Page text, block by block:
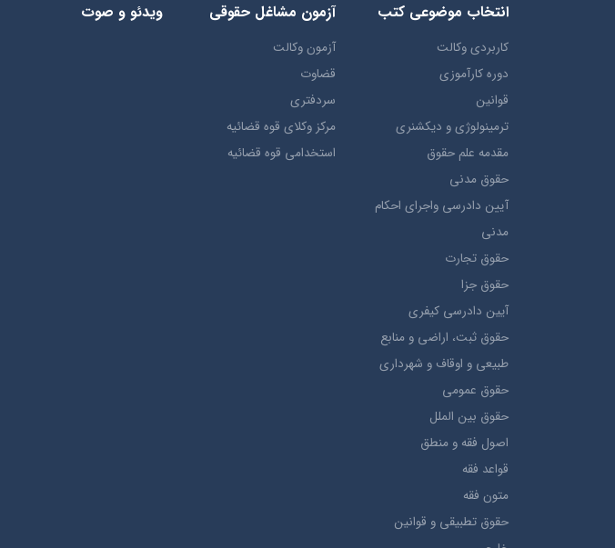
انتخاب​ موضوعي​ کتب
کاربردی وکالت
دوره کارآموزی
قوانین
ترمينولوژي و ديکشنري
مقدمه علم حقوق
حقوق مدني
آيين دادرسي ​واجراي ​احکام ​
مدني
حقوق تجارت
حقوق جزا
آيین دادرسی کیفری
حقوق ثبت، اراضي و منابع
طبيعي و اوقاف و شهرداری
حقوق عمومی
حقوق بين الملل
اصول فقه و منطق
قواعد فقه
متون فقه
حقوق تطبيقي و قوانین
آزمون مشاغل حقوقی
آزمون وکالت
قضاوت
سردفتری
مرکز وکلای قوه قضائیه
استخدامی قوه قضائیه
ویدئو و صوت